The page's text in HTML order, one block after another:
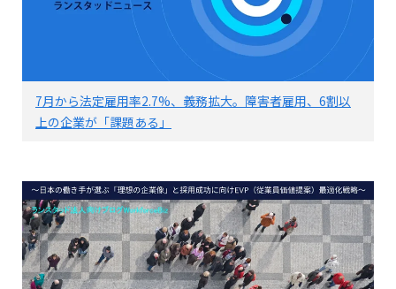
7月から法定雇用率2.7%、義務拡大。障害者雇用、6割以
上の企業が「課題ある」